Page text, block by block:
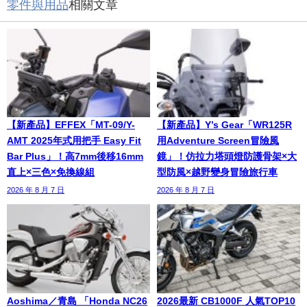
零件與用品相關文章
【新產品】EFFEX「MT-09/Y-
AMT 2025年式用把手 Easy Fit
Bar Plus」！高7mm後移16mm
直上×三色×免換線組
2026 年 8 月 7 日
【新產品】Y’s Gear「WR125R
用Adventure Screen冒險風
鏡」！仿拉力塔頭燈防護骨架×大
型防風×越野變身冒險旅行車
2026 年 8 月 7 日
Aoshima／青島 「Honda NC26 2026最新 CB1000F 人氣TOP10